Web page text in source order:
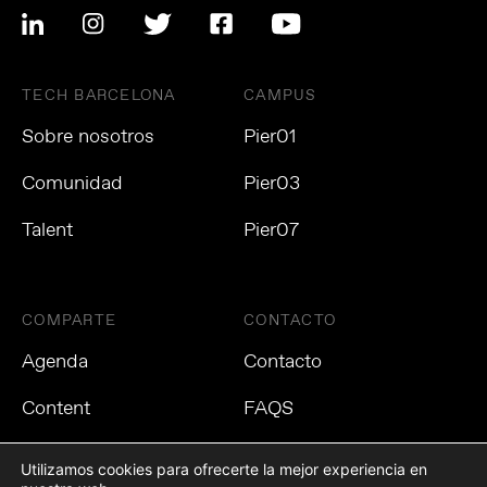
TECH BARCELONA
Sobre nosotros
Comunidad
Talent
CAMPUS
Pier01
Pier03
Pier07
COMPARTE
Agenda
Content
CONTACTO
Contacto
FAQS
Utilizamos cookies para ofrecerte la mejor experiencia en